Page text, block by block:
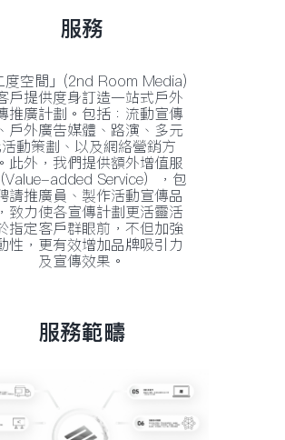
服務
度空間」(2nd Room Media)
戶提供度身訂造一站式戶外
推廣計劃。包括：流動宣傳
戶外廣告媒體、路演、多元
動策劃、以及網絡營銷方
此外，我們提供額外增值服
Value-added Service），包
請推廣員、製作活動宣傳品
致力使各宣傳計劃更活靈活
指定客戶群眼前，不但加強
性，更有效增加品牌吸引力
及宣傳效果。
服務範疇